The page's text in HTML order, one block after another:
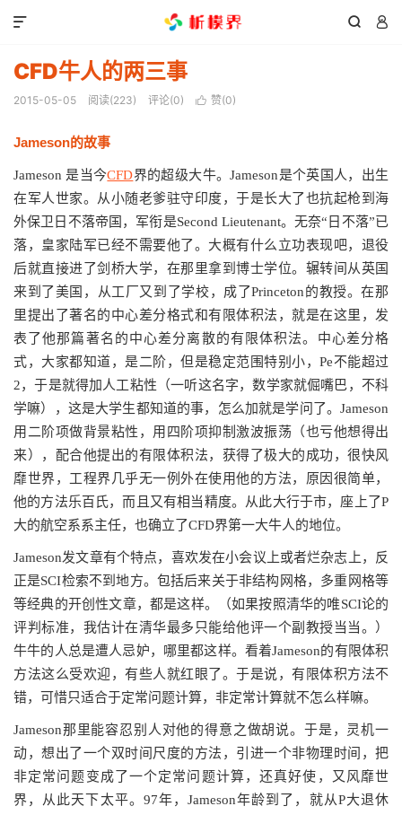
 

CFD牛人的两三事
2015-05-05 阅读(223) 评论(0)  赞(0)
Jameson的故事
Jameson 是当今CFD界的超级大牛。Jameson是个英国人，出生
在军人世家。从小随老爹驻守印度，于是长大了也抗起枪到海
外保卫日不落帝国，军衔是Second Lieutenant。无奈“日不落”已
落，皇家陆军已经不需要他了。大概有什么立功表现吧，退役
后就直接进了剑桥大学，在那里拿到博士学位。辗转间从英国
来到了美国，从工厂又到了学校，成了Princeton的教授。在那
里提出了著名的中心差分格式和有限体积法，就是在这里，发
表了他那篇著名的中心差分离散的有限体积法。中心差分格
式，大家都知道，是二阶，但是稳定范围特别小，Pe不能超过
2，于是就得加人工粘性（一听这名字，数学家就倔嘴巴，不科
学嘛），这是大学生都知道的事，怎么加就是学问了。Jameson
用二阶项做背景粘性，用四阶项抑制激波振荡（也亏他想得出
来），配合他提出的有限体积法，获得了极大的成功，很快风
靡世界，工程界几乎无一例外在使用他的方法，原因很简单，
他的方法乐百氏，而且又有相当精度。从此大行于市，座上了P
大的航空系系主任，也确立了CFD界第一大牛人的地位。
Jameson发文章有个特点，喜欢发在小会议上或者烂杂志上，反
正是SCI检索不到地方。包括后来关于非结构网格，多重网格等
等经典的开创性文章，都是这样。（如果按照清华的唯SCI论的
评判标准，我估计在清华最多只能给他评一个副教授当当。）
牛牛的人总是遭人忌妒，哪里都这样。看着Jameson的有限体积
方法这么受欢迎，有些人就红眼了。于是说，有限体积方法不
错，可惜只适合于定常问题计算，非定常计算就不怎么样嘛。
Jameson那里能容忍别人对他的得意之做胡说。于是，灵机一
动，想出了一个双时间尺度的方法，引进一个非物理时间，把
非定常问题变成了一个定常问题计算，还真好使，又风靡世
界，从此天下太平。97年，Jameson年龄到了，就从P大退休